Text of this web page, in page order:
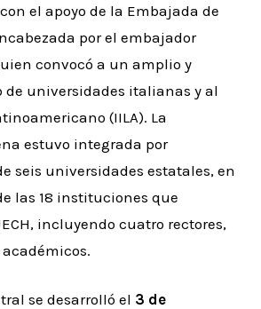
el apoyo de la Embajada de
por el embajador
convocó a un amplio y
de universidades italianas y al
(IILA). La
estuvo integrada por
seis universidades estatales, en
las 18 instituciones que
incluyendo cuatro rectores,
se desarrolló el 3 de